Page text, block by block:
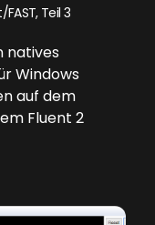
Teil 3
natives
Windows
auf dem
Fluent 2